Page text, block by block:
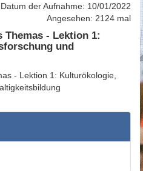
Datum der Aufnahme: 10/01/2022
Angesehen: 2124 mal
Themas - Lektion 1:
und
- Lektion 1: Kulturökologie,